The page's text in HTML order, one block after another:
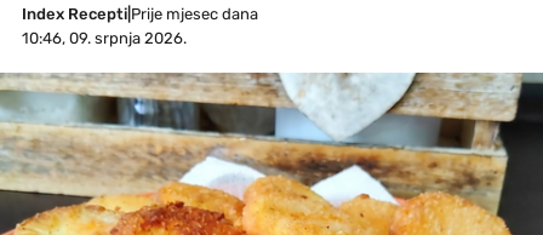
Index Recepti
Prije mjesec dana
10:46, 09. srpnja 2026.